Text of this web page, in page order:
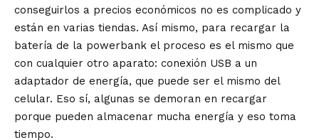
conseguirlos a precios económicos no es complicado y
están en varias tiendas. Así mismo, para recargar la
batería de la powerbank el proceso es el mismo que
con cualquier otro aparato: conexión USB a un
adaptador de energía, que puede ser el mismo del
celular. Eso sí, algunas se demoran en recargar
porque pueden almacenar mucha energía y eso toma
tiempo.